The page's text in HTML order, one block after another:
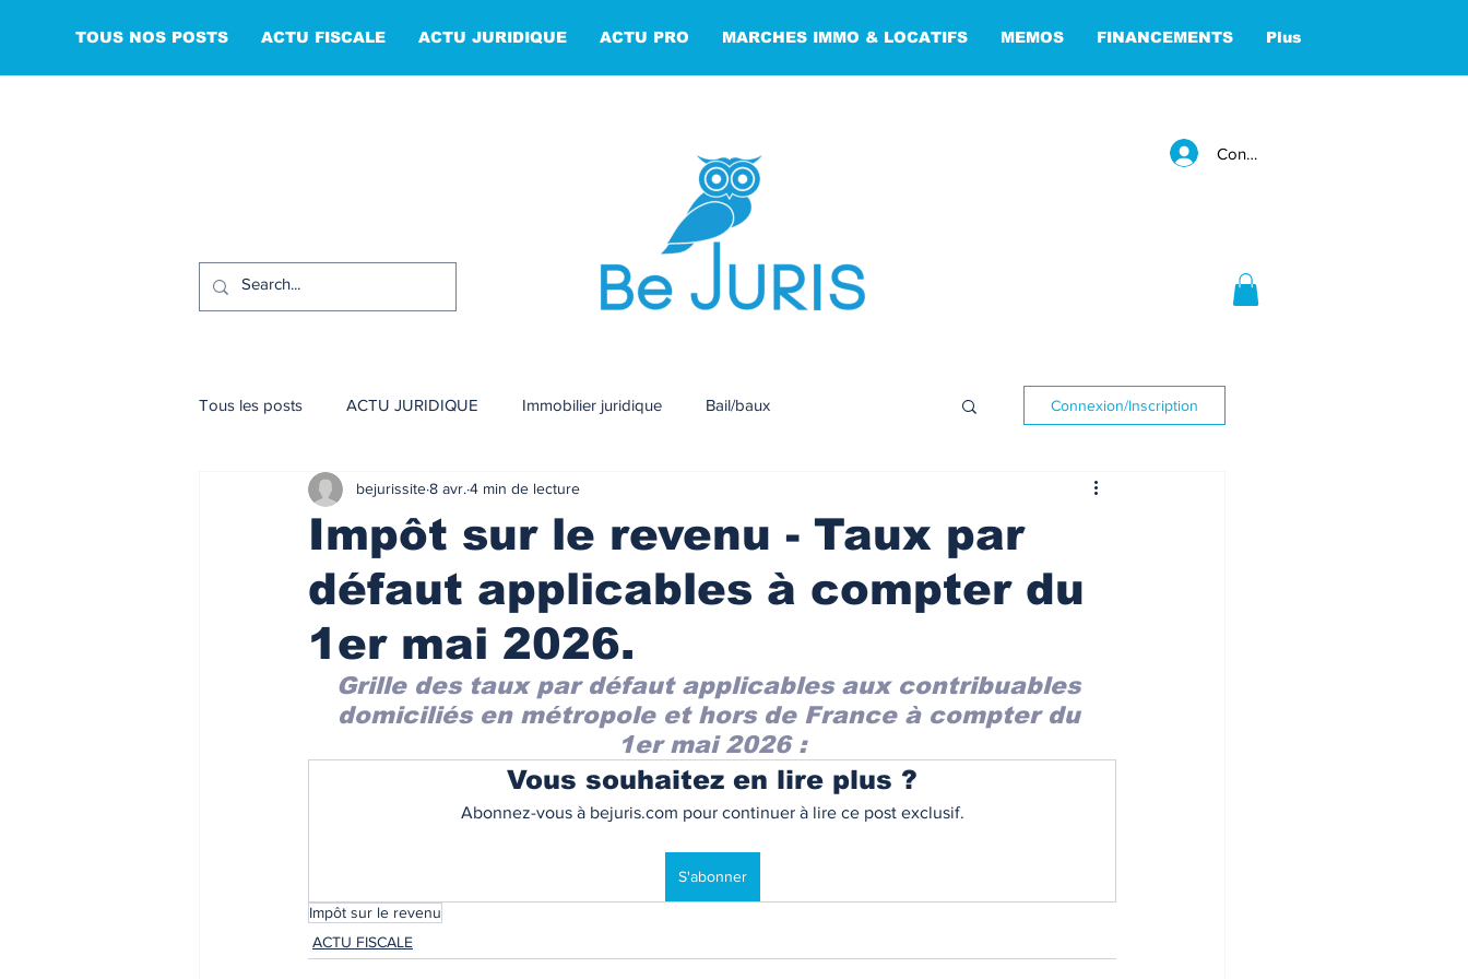
TOUS NOS POSTS ACTU FISCALE ACTU JURIDIQUE ACTU PRO MARCHES IMMO & LOCATIFS MEMOS FINANCEMENTS Plus
Connexion
Tous les posts ACTU JURIDIQUE Immobilier juridique Bail/baux
Finances/Investissement Assurance MARCHES IMMOBILIES & LOCATIFS
Prix de l'immobilier Immobilier ancien Immobilier neuf Marchés locatifs
Défiscalisation Fiscalité de l'investissement
Taux de l'usure Règlementation prêt immo.
Connexion/Inscription
Impôt sur le revenu - Taux par
défaut applicables à compter du
1er mai 2026.
bejurissite8 avr.4 min de lecture
Grille des taux par défaut applicables aux contribuables
domiciliés en métropole et hors de France à compter du
1er mai 2026 :
Vous souhaitez en lire plus ?
Abonnez-vous à bejuris.com pour continuer à lire ce post exclusif.
S'abonner
Impôt sur le revenu
ACTU FISCALE